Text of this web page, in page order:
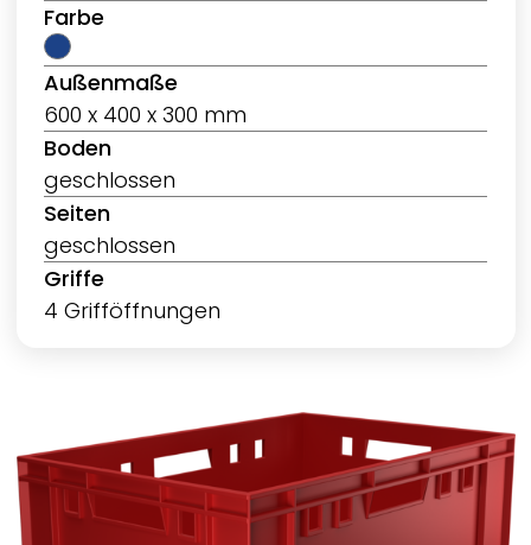
Farbe
Außenmaße
600 x 400 x 300 mm
Boden
geschlossen
Seiten
geschlossen
Griffe
4 Grifföffnungen